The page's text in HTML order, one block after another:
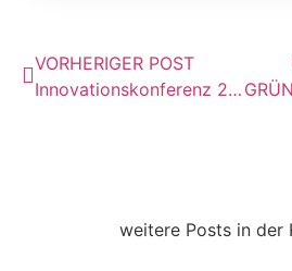
VORHERIGER POST
Innovationskonferenz 2014 | Heidelberg
weitere Posts in der